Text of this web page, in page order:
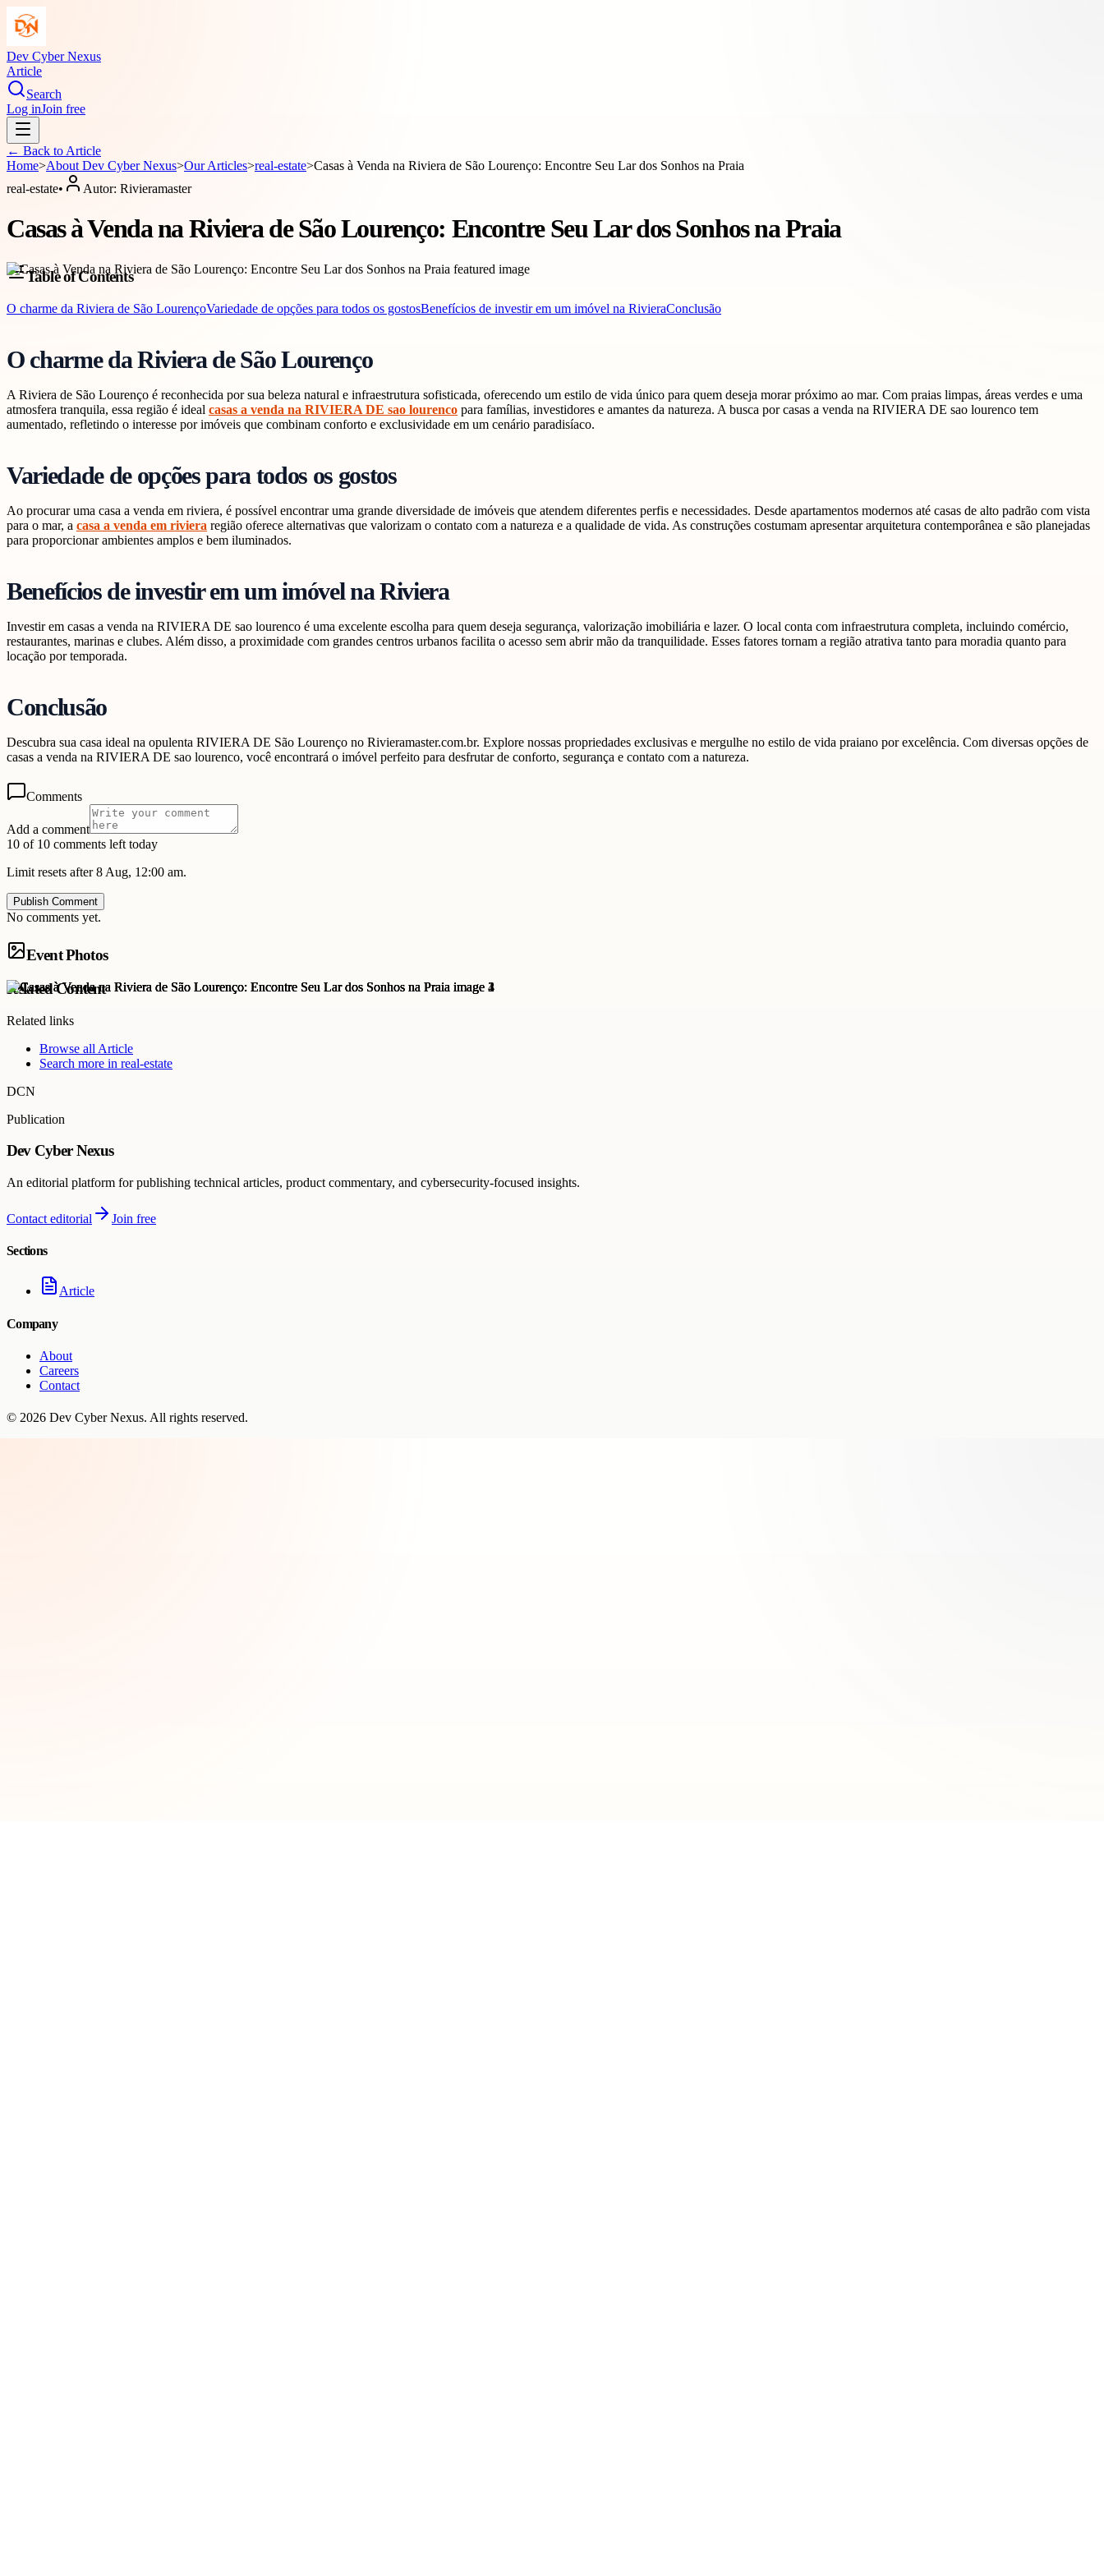
Dev Cyber Nexus
Article
Search
Log inJoin free
← Back to Article
Home>About Dev Cyber Nexus>Our Articles>real-estate>Casas à Venda na Riviera de São Lourenço: Encontre Seu Lar dos Sonhos na Praia
real-estate• Autor: Rivieramaster
Casas à Venda na Riviera de São Lourenço: Encontre Seu Lar dos Sonhos na Praia
Table of Contents
O charme da Riviera de São LourençoVariedade de opções para todos os gostosBenefícios de investir em um imóvel na RivieraConclusão
O charme da Riviera de São Lourenço
A Riviera de São Lourenço é reconhecida por sua beleza natural e infraestrutura sofisticada, oferecendo um estilo de vida único para quem deseja morar próximo ao mar. Com praias limpas, áreas verdes e uma
atmosfera tranquila, essa região é ideal casas a venda na RIVIERA DE sao lourenco para famílias, investidores e amantes da natureza. A busca por casas a venda na RIVIERA DE sao lourenco tem
aumentado, refletindo o interesse por imóveis que combinam conforto e exclusividade em um cenário paradisíaco.
Variedade de opções para todos os gostos
Ao procurar uma casa a venda em riviera, é possível encontrar uma grande diversidade de imóveis que atendem diferentes perfis e necessidades. Desde apartamentos modernos até casas de alto padrão com vista
para o mar, a casa a venda em riviera região oferece alternativas que valorizam o contato com a natureza e a qualidade de vida. As construções costumam apresentar arquitetura contemporânea e são planejadas
para proporcionar ambientes amplos e bem iluminados.
Benefícios de investir em um imóvel na Riviera
Investir em casas a venda na RIVIERA DE sao lourenco é uma excelente escolha para quem deseja segurança, valorização imobiliária e lazer. O local conta com infraestrutura completa, incluindo comércio,
restaurantes, marinas e clubes. Além disso, a proximidade com grandes centros urbanos facilita o acesso sem abrir mão da tranquilidade. Esses fatores tornam a região atrativa tanto para moradia quanto para
locação por temporada.
Conclusão
Descubra sua casa ideal na opulenta RIVIERA DE São Lourenço no Rivieramaster.com.br. Explore nossas propriedades exclusivas e mergulhe no estilo de vida praiano por excelência. Com diversas opções de
casas a venda na RIVIERA DE sao lourenco, você encontrará o imóvel perfeito para desfrutar de conforto, segurança e contato com a natureza.
Comments
Add a comment
10 of 10 comments left today
Limit resets after 8 Aug, 12:00 am.
Publish Comment
No comments yet.
Event Photos
Related Content
Related links
Browse all Article
Search more in real-estate
DCN
Publication
Dev Cyber Nexus
An editorial platform for publishing technical articles, product commentary, and cybersecurity-focused insights.
Contact editorial Join free
Sections
Article
Company
About
Careers
Contact
© 2026 Dev Cyber Nexus. All rights reserved.